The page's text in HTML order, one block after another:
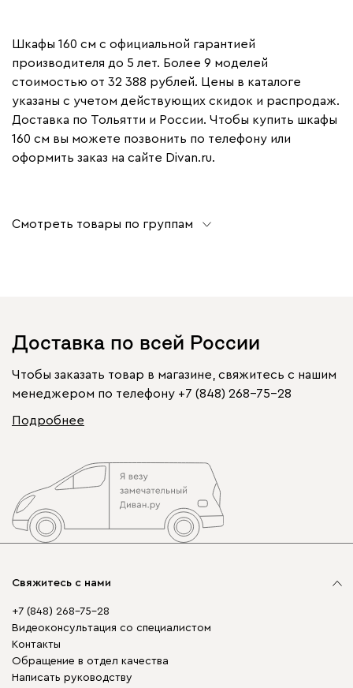
Шкафы 160 см с официальной гарантией
производителя до 5 лет. Более 9 моделей
стоимостью от 32 388 рублей. Цены в каталоге
указаны с учетом действующих скидок и распродаж.
Доставка по Тольятти и России. Чтобы купить шкафы
160 см вы можете позвонить по телефону или
оформить заказ на сайте Divan.ru.
Смотреть товары по группам
Доставка по всей России
Чтобы заказать товар в магазине, свяжитесь с нашим
менеджером по телефону +7 (848) 268-75-28
Подробнее
Свяжитесь с нами
+7 (848) 268-75-28
Видеоконсультация со специалистом
Контакты
Обращение в отдел качества
Написать руководству